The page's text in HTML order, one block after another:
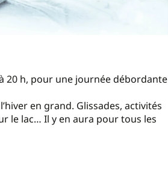
20 h, pour une journée débordante
en grand. Glissades, activités
le lac… Il y en aura pour tous les